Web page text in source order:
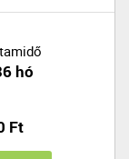
hó
Ft